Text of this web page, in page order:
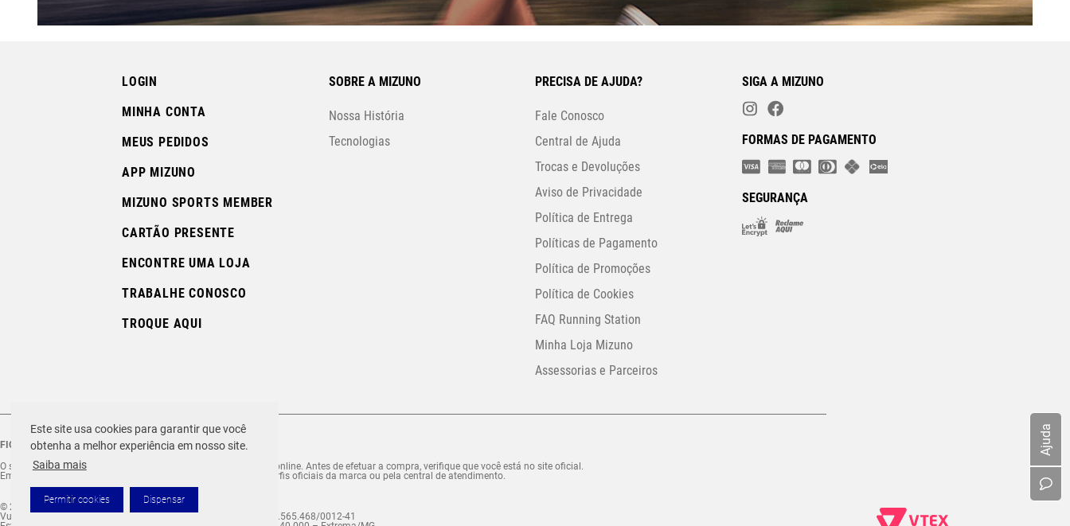
Este site usa cookies para garantir que você
obtenha a melhor experiência em nosso site.
Saiba mais
Permitir cookies Dispensar
Ajuda
LOGIN
MINHA CONTA
MEUS PEDIDOS
APP MIZUNO
MIZUNO SPORTS MEMBER
CARTÃO PRESENTE
ENCONTRE UMA LOJA
TRABALHE CONOSCO
TROQUE AQUI
SOBRE A MIZUNO
Nossa História
Tecnologias
PRECISA DE AJUDA?
Fale Conosco
Central de Ajuda
Trocas e Devoluções
Aviso de Privacidade
Política de Entrega
Políticas de Pagamento
Política de Promoções
Política de Cookies
FAQ Running Station
Minha Loja Mizuno
Assessorias e Parceiros
SIGA A MIZUNO
FORMAS DE PAGAMENTO
SEGURANÇA
FIQUE ATENTO ÀS FRAUDES!
O site Mizuno.com.br é o site exclusivo da marca para compras online. Antes de efetuar a compra, verifique que você está no site oficial.
Em caso de dúvida ou comunicação suspeita, se informe nos perfis oficiais da marca ou pela central de atendimento.
© 2026 MIZUNO TODOS OS DIREITOS RESERVADOS.
Vulcabras – SP Comércio de Artigos Esportivos Ltda. – CNPJ 18.565.468/0012-41